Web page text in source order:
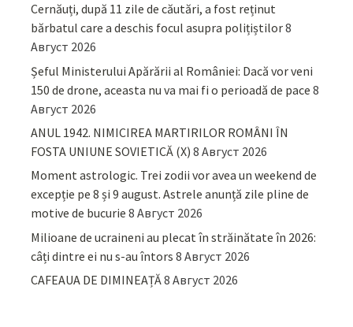
Cernăuți, după 11 zile de căutări, a fost reținut
bărbatul care a deschis focul asupra polițiștilor8
Август 2026
Șeful Ministerului Apărării al României: Dacă vor veni
150 de drone, aceasta nu va mai fi o perioadă de pace 8
Август 2026
ANUL 1942. NIMICIREA MARTIRILOR ROMÂNI ÎN
FOSTA UNIUNE SOVIETICĂ (X) 8 Август 2026
Moment astrologic. Trei zodii vor avea un weekend de
excepție pe 8 și 9 august. Astrele anunță zile pline de
motive de bucurie 8 Август 2026
Milioane de ucraineni au plecat în străinătate în 2026:
câți dintre ei nu s-au întors 8 Август 2026
CAFEAUA DE DIMINEAȚĂ8 Август 2026